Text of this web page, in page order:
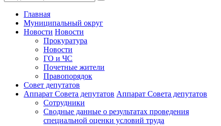
Главная
Муниципальный округ
Новости Новости
Прокуратура
Новости
ГО и ЧС
Почетные жители
Правопорядок
Совет депутатов
Аппарат Совета депутатов Аппарат Совета депутатов
Сотрудники
Сводные данные о результатах проведения
специальной оценки условий труда